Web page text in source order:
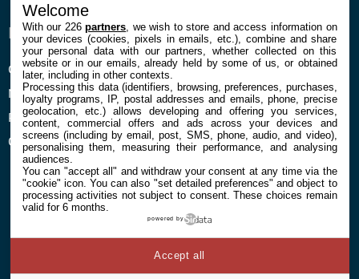
ENTREPRISE
Confidentialité et Cookies
Mentions légales et CGU
Préférences Cookies
Qui sommes nous
À PROPOS
Contact
Welcome
With our 226partners , we wish to store and access information on
your devices (cookies, pixels in emails, etc.), combine and share
your personal data with our partners, whether collected on this
website or in our emails, already held by some of us, or obtained
later, including in other contexts.
Processing this data (identifiers, browsing, preferences, purchases,
loyalty programs, IP, postal addresses and emails, phone, precise
geolocation, etc.) allows developing and offering you services,
content, commercial offers and ads across your devices and
screens (including by email, post, SMS, phone, audio, and video),
personalising them, measuring their performance, and analysing
audiences.
You can "accept all" and withdraw your consent at any time via the
"cookie" icon. You can also "set detailed preferences" and object to
processing activities not subject to consent. These choices remain
valid for 6 months.
powered by
Accept all